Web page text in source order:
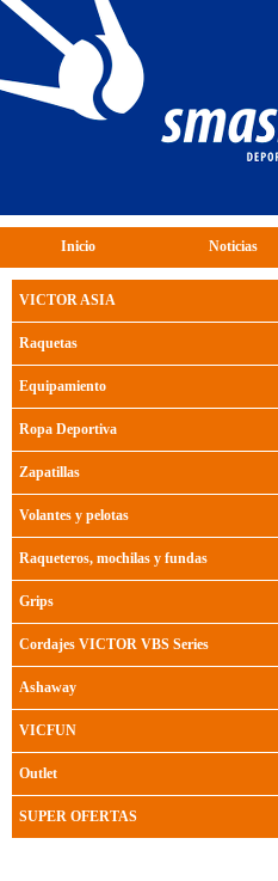
Inicio Noticias
VICTOR ASIA
Raquetas
Equipamiento
Ropa Deportiva
Zapatillas
Volantes y pelotas
Raqueteros, mochilas y fundas
Grips
Cordajes VICTOR VBS Series
Ashaway
VICFUN
Outlet
SUPER OFERTAS